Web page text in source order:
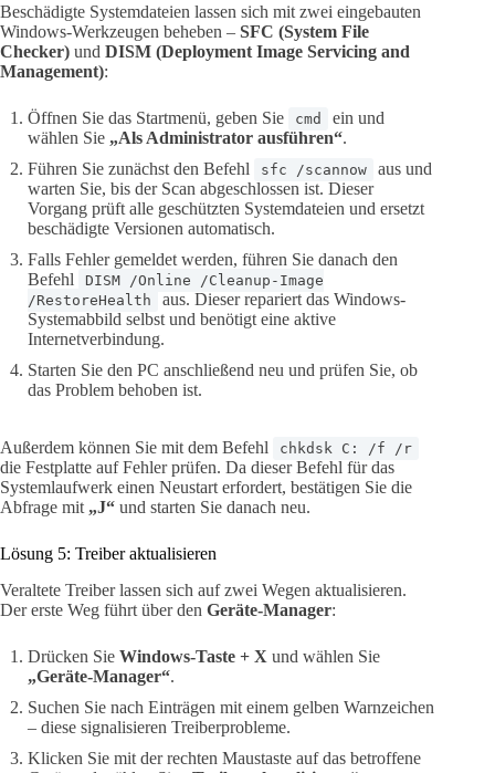
Beschädigte Systemdateien lassen sich mit zwei eingebauten
Windows-Werkzeugen beheben – SFC (System File
Checker) und DISM (Deployment Image Servicing and
Management):
Öffnen Sie das Startmenü, geben Sie cmd
ein und
wählen Sie „Als Administrator ausführen“.
Führen Sie zunächst den Befehl
sfc /scannow
aus und
warten Sie, bis der Scan abgeschlossen ist. Dieser
Vorgang prüft alle geschützten Systemdateien und ersetzt
beschädigte Versionen automatisch.
Falls Fehler gemeldet werden, führen Sie danach den
Befehl
DISM /Online /Cleanup-Image
/RestoreHealth
aus. Dieser repariert das Windows-
Systemabbild selbst und benötigt eine aktive
Internetverbindung.
Starten Sie den PC anschließend neu und prüfen Sie, ob
das Problem behoben ist.
Außerdem können Sie mit dem Befehl chkdsk C: /f /r
die Festplatte auf Fehler prüfen. Da dieser Befehl für das
Systemlaufwerk einen Neustart erfordert, bestätigen Sie die
Abfrage mit „J“ und starten Sie danach neu.
Lösung 5: Treiber aktualisieren
Veraltete Treiber lassen sich auf zwei Wegen aktualisieren.
Der erste Weg führt über den Geräte-Manager:
Drücken Sie Windows-Taste + X und wählen Sie
„Geräte-Manager“.
Suchen Sie nach Einträgen mit einem gelben Warnzeichen
– diese signalisieren Treiberprobleme.
Klicken Sie mit der rechten Maustaste auf das betroffene